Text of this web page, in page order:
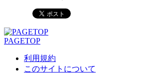
PAGETOP
利用規約
このサイトについて